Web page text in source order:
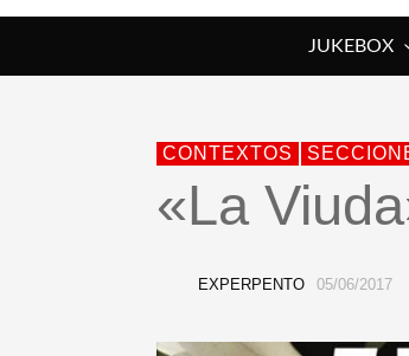
JUKEBOX
CONTEXTOS
«La
EXPERPENTO 05/06/2017